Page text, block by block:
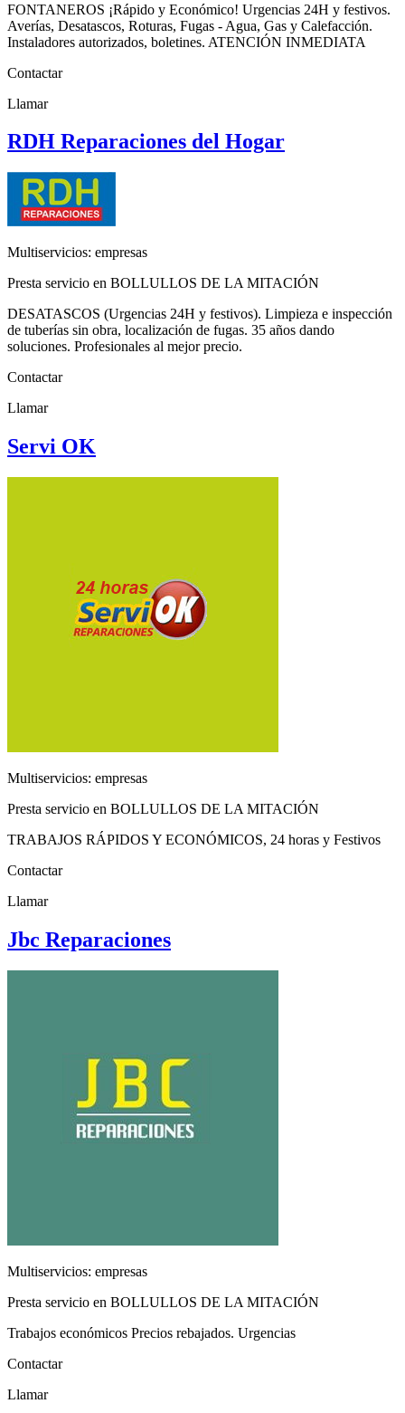
FONTANEROS ¡Rápido y Económico! Urgencias 24H y festivos.
Averías, Desatascos, Roturas, Fugas - Agua, Gas y Calefacción.
Instaladores autorizados, boletines. ATENCIÓN INMEDIATA
Contactar
Llamar
RDH Reparaciones del Hogar
Multiservicios: empresas
Presta servicio en BOLLULLOS DE LA MITACIÓN
DESATASCOS (Urgencias 24H y festivos). Limpieza e inspección
de tuberías sin obra, localización de fugas. 35 años dando
soluciones. Profesionales al mejor precio.
Contactar
Llamar
Servi OK
Multiservicios: empresas
Presta servicio en BOLLULLOS DE LA MITACIÓN
TRABAJOS RÁPIDOS Y ECONÓMICOS, 24 horas y Festivos
Contactar
Llamar
Jbc Reparaciones
Multiservicios: empresas
Presta servicio en BOLLULLOS DE LA MITACIÓN
Trabajos económicos Precios rebajados. Urgencias
Contactar
Llamar